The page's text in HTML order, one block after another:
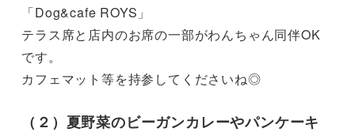
「Dog&cafe ROYS」
テラス席と店内のお席の一部がわんちゃん同伴OK
です。
カフェマット等を持参してくださいね◎
（２）夏野菜のビーガンカレーやパンケーキ